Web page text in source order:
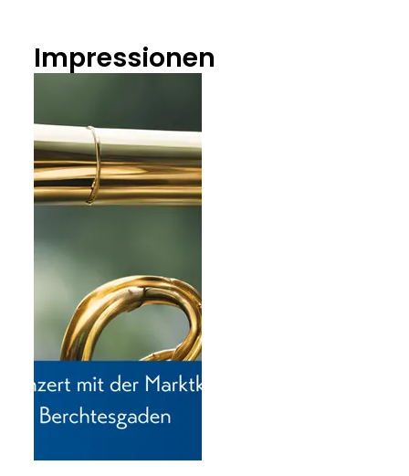
Impressionen